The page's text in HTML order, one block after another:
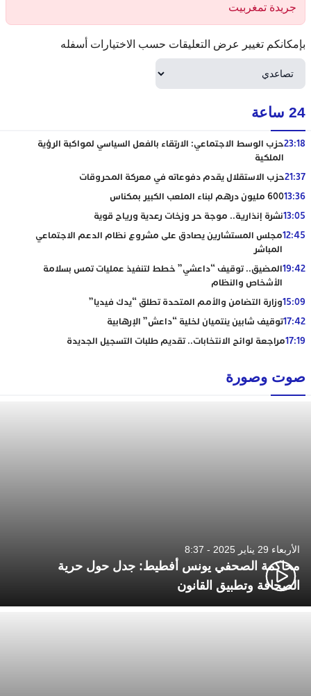
جريدة تمغربيت
بإمكانكم تغيير عرض التعليقات حسب الاختيارات أسفله
24 ساعة
23:18حزب الوسط الاجتماعي: الارتقاء بالفعل السياسي لمواكبة الرؤية
الملكية
21:37حزب الاستقلال يقدم دفوعاته في معركة المحروقات
13:36600 مليون درهم لبناء الملعب الكبير بمكناس
13:05نشرة إنذارية.. موجة حر وزخات رعدية ورياح قوية
12:45مجلس المستشارين يصادق على مشروع نظام الدعم الاجتماعي
المباشر
19:42المضيق.. توقيف “داعشي” خطط لتنفيذ عمليات تمس بسلامة
الأشخاص والنظام
15:09وزارة التضامن والأمم المتحدة تطلق “يدك فيديا”
17:42توقيف شابين ينتميان لخلية “داعش” الإرهابية
17:19مراجعة لوائح الانتخابات.. تقديم طلبات التسجيل الجديدة
صوت وصورة
الأربعاء 29 يناير 2025 - 8:37
محاكمة الصحفي يونس أفطيط: جدل حول حرية
الصحافة وتطبيق القانون